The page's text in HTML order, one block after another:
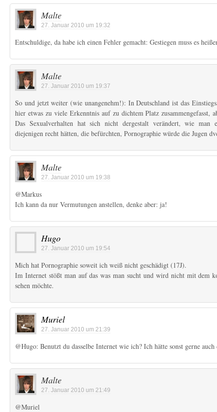
Malte
27. Januar 2010 um 19:32
Entschuldige, da habe ich einen Fehler gemacht: Gestiegen muss es
Malte
27. Januar 2010 um 19:37
So und jetzt weiter (wie unangenehm!): In Deutschland ist das
hier etwas zu viele Erkenntnis auf zu dichtem Platz zusammengefasst,
Das Sexualverhalten hat sich nicht dergestalt verändert, wie man
diejenigen recht hätten, die befürchten, Pornographie würde die Jugen
Malte
27. Januar 2010 um 19:38
@Markus
Ich kann da nur Vermutungen anstellen, denke aber: ja!
Hugo
27. Januar 2010 um 19:54
Mich hat Pornographie soweit ich weiß nicht geschädigt (17J).
Im Internet stößt man auf das was man sucht und wird nicht mit dem
sehen möchte.
Muriel
27. Januar 2010 um 21:39
@Hugo: Benutzt du dasselbe Internet wie ich? Ich hätte sonst gerne
Malte
27. Januar 2010 um 21:49
@Muriel